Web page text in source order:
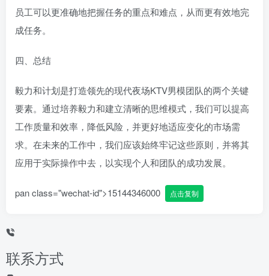
员工可以更准确地把握任务的重点和难点，从而更有效地完
成任务。
四、总结
毅力和计划是打造领先的现代夜场KTV男模团队的两个关键
要素。通过培养毅力和建立清晰的思维模式，我们可以提高
工作质量和效率，降低风险，并更好地适应变化的市场需
求。在未来的工作中，我们应该始终牢记这些原则，并将其
应用于实际操作中去，以实现个人和团队的成功发展。
pan class="wechat-id">15144346000 点击复制
联系方式